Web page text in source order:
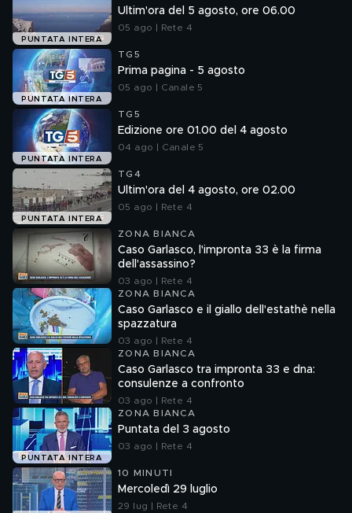
PUNTATA INTERA
Ultim'ora del 5 agosto, ore 06.00
05 ago | Rete 4
PUNTATA INTERA
TG5
Prima pagina - 5 agosto
05 ago | Canale 5
PUNTATA INTERA
TG5
Edizione ore 01.00 del 4 agosto
04 ago | Canale 5
PUNTATA INTERA
TG4
Ultim'ora del 4 agosto, ore 02.00
05 ago | Rete 4
ZONA BIANCA
Caso Garlasco, l'impronta 33 è la firma
dell'assassino?
03 ago | Rete 4
ZONA BIANCA
Caso Garlasco e il giallo dell'estathè nella
spazzatura
03 ago | Rete 4
ZONA BIANCA
Caso Garlasco tra impronta 33 e dna:
consulenze a confronto
03 ago | Rete 4
PUNTATA INTERA
ZONA BIANCA
Puntata del 3 agosto
03 ago | Rete 4
10 MINUTI
Mercoledì 29 luglio
29 lug | Rete 4